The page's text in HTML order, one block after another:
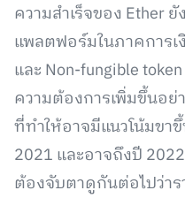
ความสำเร็จของ Ether
แพลตฟอร์มในภาคการเ
และ Non-fungible
ความต้องการเพิ่มขึ้นอ
ที่ทำให้อาจมีแนวโน้มขา
2021 และอาจถึงปี
ต้องจับตาดูกันต่อไปว่าร